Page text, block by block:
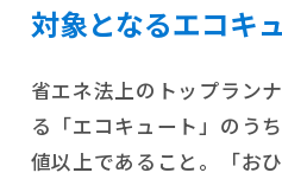
対象となるエコキ
省エネ法上のトップラン
る「エコキュート」のう
値以上であること。「お